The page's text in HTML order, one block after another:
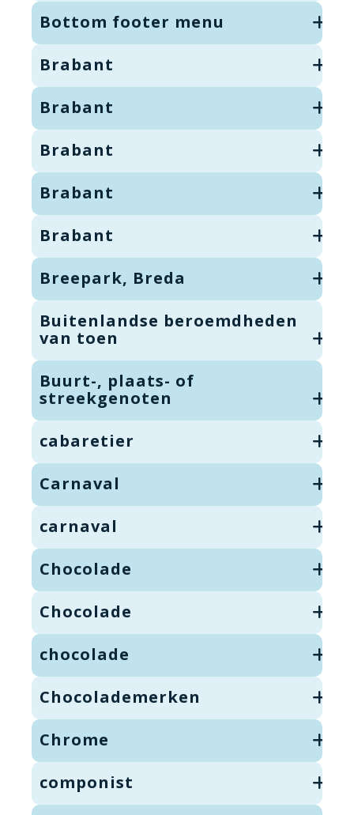
Bottom footer menu
Brabant
Brabant
Brabant
Brabant
Brabant
Breepark, Breda
Buitenlandse beroemdheden
van toen
Buurt-, plaats- of
streekgenoten
cabaretier
Carnaval
carnaval
Chocolade
Chocolade
chocolade
Chocolademerken
Chrome
componist